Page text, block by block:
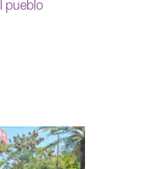
pueblo